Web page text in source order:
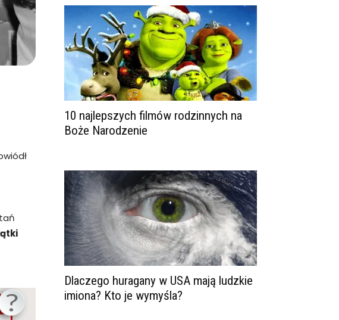
10 najlepszych filmów rodzinnych na
Boże Narodzenie
Dlaczego huragany w USA mają ludzkie
imiona? Kto je wymyśla?